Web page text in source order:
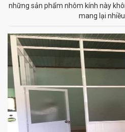
những sản phẩm nhôm kính này
mang lại nhiều